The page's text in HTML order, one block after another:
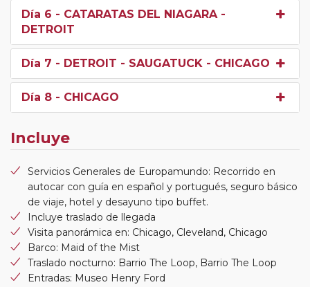
Día 6 - CATARATAS DEL NIAGARA -
DETROIT
Día 7 - DETROIT - SAUGATUCK - CHICAGO
Día 8 - CHICAGO
Incluye
Servicios Generales de Europamundo: Recorrido en
autocar con guía en español y portugués, seguro básico
de viaje, hotel y desayuno tipo buffet.
Incluye traslado de llegada
Visita panorámica en: Chicago, Cleveland, Chicago
Barco: Maid of the Mist
Traslado nocturno: Barrio The Loop, Barrio The Loop
Entradas: Museo Henry Ford